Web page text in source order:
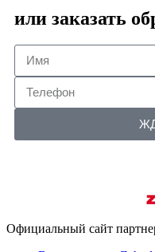
или заказать
Официальный сайт